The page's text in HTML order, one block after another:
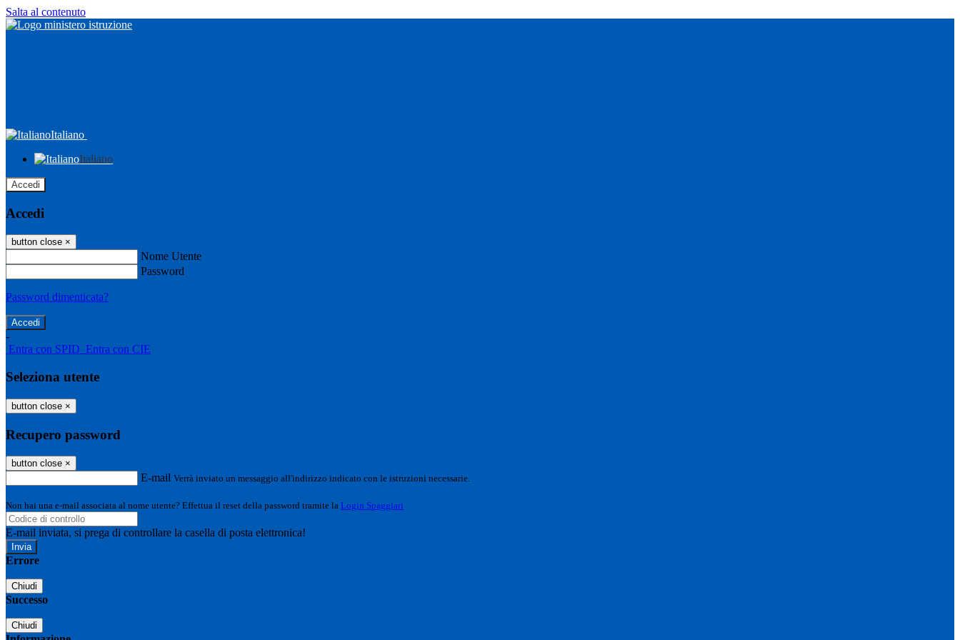
Salta al contenuto
Italiano
Italiano
Accedi
Accedi
button close ×
Nome Utente
Password
Password dimenticata?
-
Entra con SPID Entra con CIE
Seleziona utente
button close ×
Recupero password
button close ×
E-mail Verrà inviato un messaggio all'indirizzo indicato con le istruzioni necessarie.
Non hai una e-mail associata al nome utente? Effettua il reset della password tramite la Login Spaggiari
E-mail inviata, si prega di controllare la casella di posta elettronica!
Errore
Chiudi
Successo
Chiudi